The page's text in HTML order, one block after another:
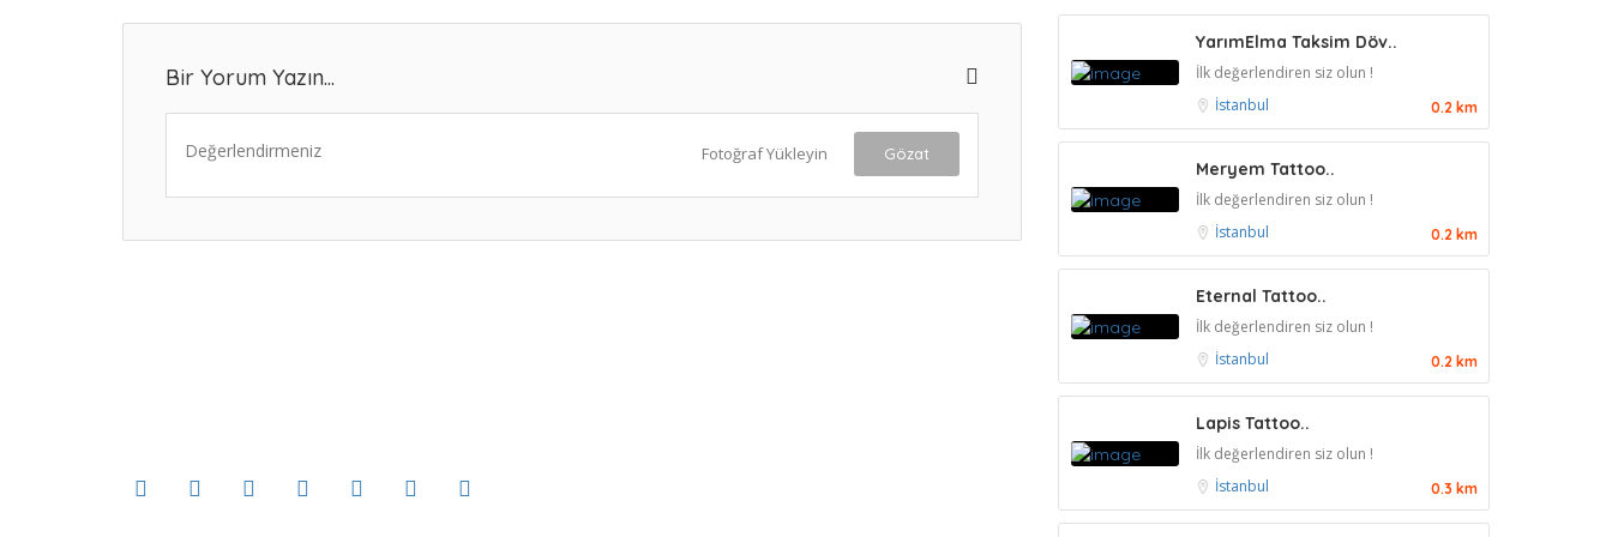
Bir Yorum Yazın...
Değerlendirmeniz Fotoğraf Yükleyin Gözat
YarımElma Taksim Döv..
İlk değerlendiren siz olun !
İstanbul
0.2 km
Meryem Tattoo..
İlk değerlendiren siz olun !
İstanbul
0.2 km
Eternal Tattoo..
İlk değerlendiren siz olun !
İstanbul
0.2 km
Lapis Tattoo..
İlk değerlendiren siz olun !
İstanbul
0.3 km